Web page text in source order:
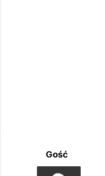
Gość